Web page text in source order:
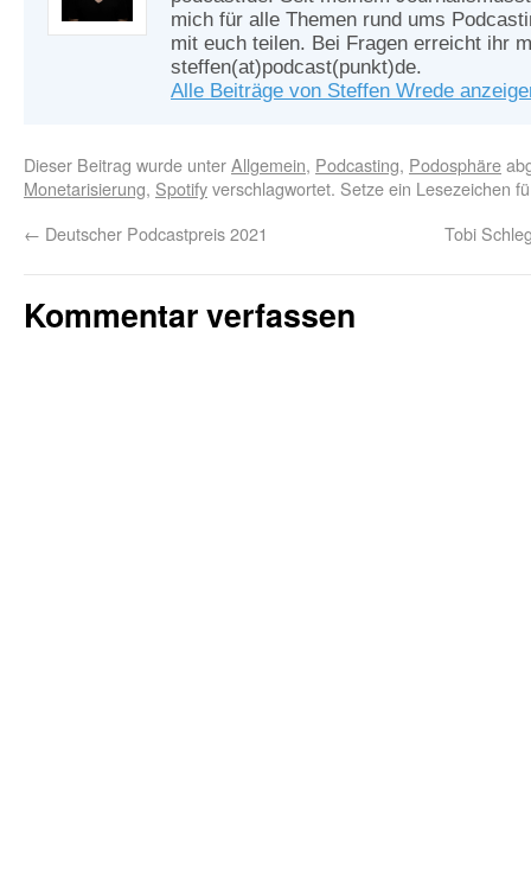
mich für alle Themen rund ums
mit euch teilen. Bei Fragen erreicht ihr
steffen(at)podcast(punkt)de.
Alle Beiträge von Steffen Wrede
Dieser Beitrag wurde unterAllgemein, Podcasting, Podosphäre
Monetarisierung, Spotifyverschlagwortet. Setze ein Lesezeichen
← Deutscher Podcastpreis 2021 Tobi
Kommentar verfassen